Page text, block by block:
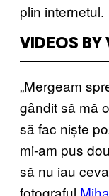
plin internetul.
VIDEOS BY
„Mergeam
gândit să mă
să fac niște
mi-am pus
să nu iau
fotograful